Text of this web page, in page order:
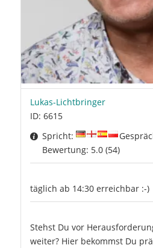
Lukas-Lichtbringer
ID: 6615
Spricht:
Bewertung: 5.0 (54)
täglich ab 14:30 erreichbar :-)
Stehst Du vor
weiter? Hier bekommst Du